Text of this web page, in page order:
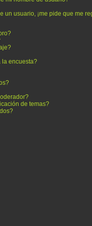
un usuario, ¡me pide que me
la encuesta?
de temas?